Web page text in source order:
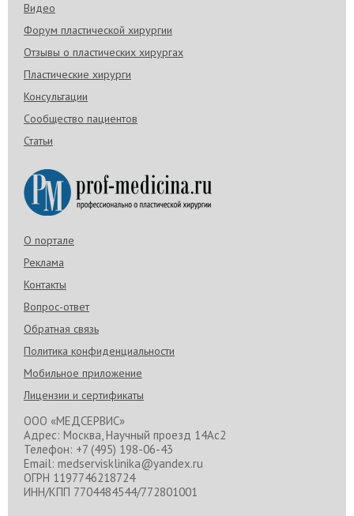
Видео
Форум пластической хирургии
Отзывы о пластических хирургах
Пластические хирурги
Консультации
Сообщество пациентов
Статьи
О портале
Реклама
Контакты
Вопрос-ответ
Обратная связь
Политика конфиденциальности
Мобильное приложение
Лицензии и сертификаты
ООО «МЕДСЕРВИС»
Адрес: Москва, Научный проезд 14Ас2
Телефон: +7 (495) 198-06-43
Email: medservisklinika@yandex.ru
ОГРН 1197746218724
ИНН/КПП 7704484544/772801001